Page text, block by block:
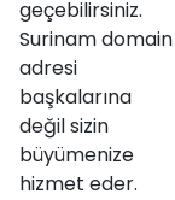
geçebilirsiniz.
Surinam domain
adresi
başkalarına
değil sizin
büyümenize
hizmet eder.